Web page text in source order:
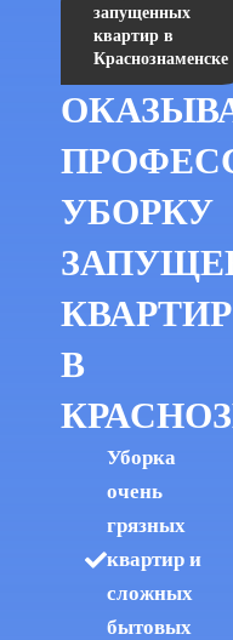
запущенных
квартир в
Краснознаменске
УБОРКУ
КВАРТИР
В
Уборка
очень
грязных
квартир и
сложных
бытовых